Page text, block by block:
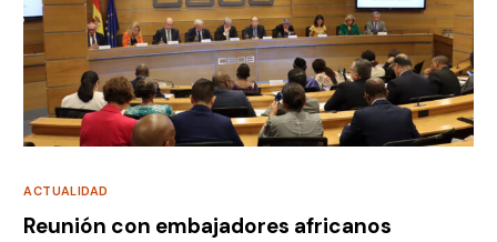
ACTUALIDAD
Reunión con embajadores africanos